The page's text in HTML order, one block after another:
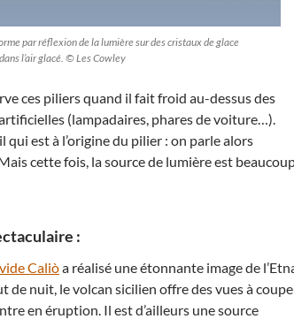
par réflexion de la lumière sur des cristaux de glace
l’air glacé. © Les Cowley
ces piliers quand il fait froid au-dessus des
(lampadaires, phares de voiture…).
qui est à l’origine du pilier : on parle alors
cette fois, la source de lumière est
:
Caliòa réalisé une étonnante image de
de nuit, le volcan sicilien offre des vues à
en éruption. Il est d’ailleurs une source